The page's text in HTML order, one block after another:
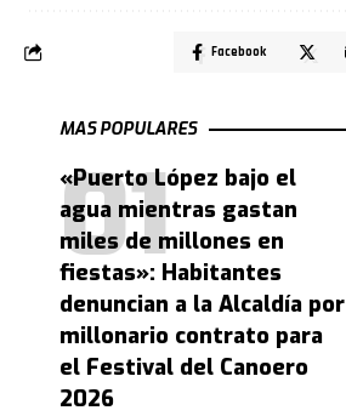
Facebook
MAS POPULARES
«Puerto López bajo el
agua mientras gastan
miles de millones en
fiestas»: Habitantes
denuncian a la Alcaldía por
millonario contrato para
el Festival del Canoero
2026